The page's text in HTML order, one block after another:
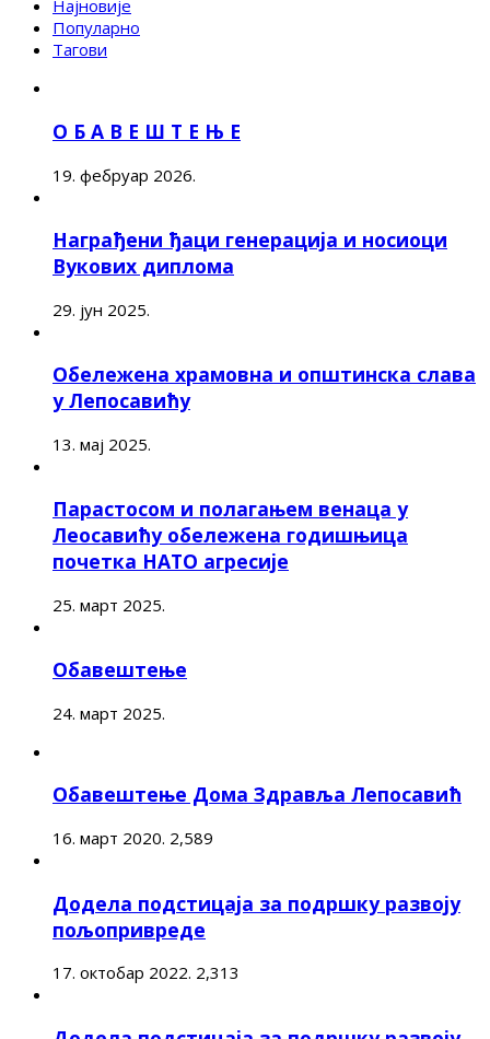
Најновије
Популарно
Тагови
О Б А В Е Ш Т Е Њ Е
19. фебруар 2026.
Награђени ђаци генерација и носиоци
Вукових диплома
29. јун 2025.
Обележена храмовна и општинска слава
у Лепосавићу
13. мај 2025.
Парастосом и полагањем венаца у
Леосавићу обележена годишњица
почетка НАТО агресије
25. март 2025.
Обавештење
24. март 2025.
Обавештење Дома Здравља Лепосавић
16. март 2020. 2,589
Додела подстицаја за подршку развоју
пољопривреде
17. октобар 2022. 2,313